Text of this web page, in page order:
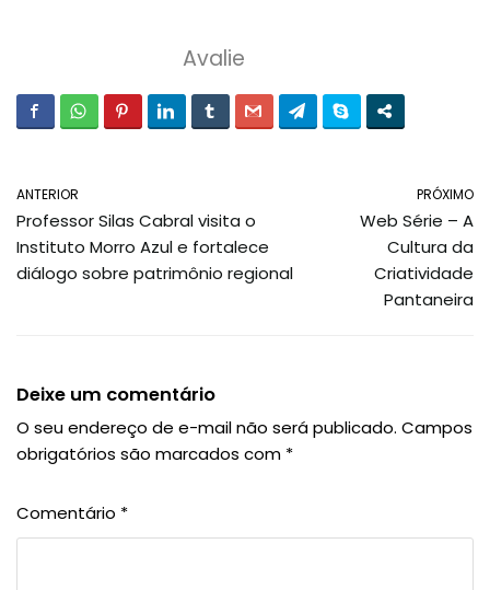
Avalie
ANTERIOR
Professor Silas Cabral visita o
Instituto Morro Azul e fortalece
diálogo sobre patrimônio regional
PRÓXIMO
Web Série – A
Cultura da
Criatividade
Pantaneira
Deixe um comentário
O seu endereço de e-mail não será publicado. Campos
obrigatórios são marcados com *
Comentário *